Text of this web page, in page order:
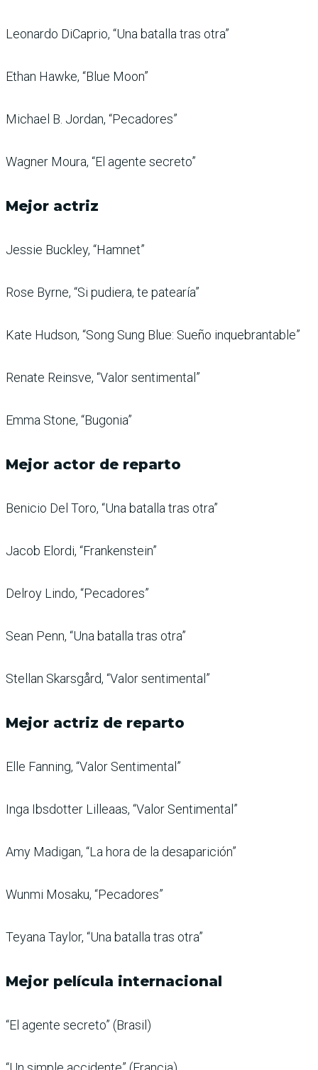
Leonardo DiCaprio, “Una batalla tras otra”
Ethan Hawke, “Blue Moon”
Michael B. Jordan, “Pecadores”
Wagner Moura, “El agente secreto”
Mejor actriz
Jessie Buckley, “Hamnet”
Rose Byrne, “Si pudiera, te patearía”
Kate Hudson, “Song Sung Blue: Sueño inquebrantable”
Renate Reinsve, “Valor sentimental”
Emma Stone, “Bugonia”
Mejor actor de reparto
Benicio Del Toro, “Una batalla tras otra”
Jacob Elordi, “Frankenstein”
Delroy Lindo, “Pecadores”
Sean Penn, “Una batalla tras otra”
Stellan Skarsgård, “Valor sentimental”
Mejor actriz de reparto
Elle Fanning, “Valor Sentimental”
Inga Ibsdotter Lilleaas, “Valor Sentimental”
Amy Madigan, “La hora de la desaparición”
Wunmi Mosaku, “Pecadores”
Teyana Taylor, “Una batalla tras otra”
Mejor película internacional
“El agente secreto” (Brasil)